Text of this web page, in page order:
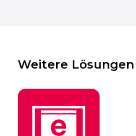
Weitere Lösungen